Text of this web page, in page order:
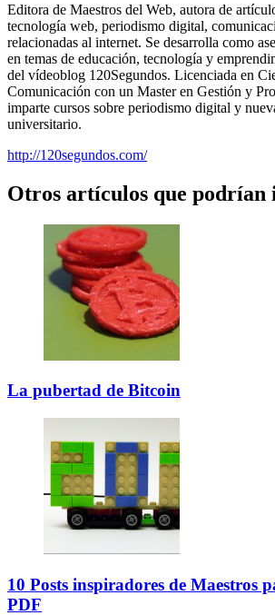
Editora de Maestros del Web, autora de
tecnología web, periodismo digital,
relacionadas al internet. Se desarrolla como
en temas de educación, tecnología y
del vídeoblog 120Segundos. Licenciada en
Comunicación con un Master en Gestión y
imparte cursos sobre periodismo digital y
universitario.
http://120segundos.com/
Otros artículos que podrían
La pubertad de Bitcoin
10 Posts inspiradores de Maestros
PDF